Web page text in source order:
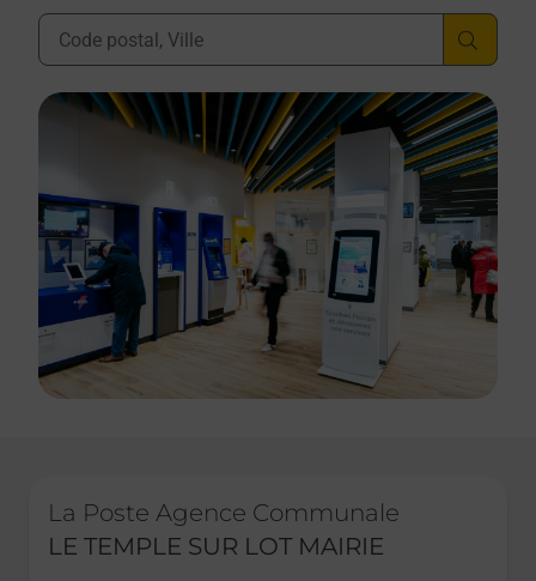
Ville, Département, Code Postal
La Poste Agence Communale
LE TEMPLE SUR LOT MAIRIE